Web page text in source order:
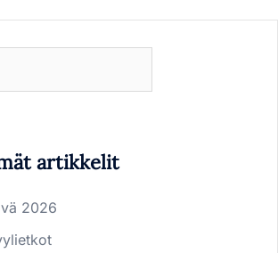
artikkelit
2026